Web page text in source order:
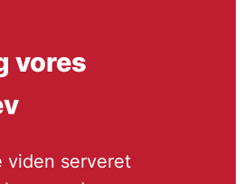
vores
viden serveret